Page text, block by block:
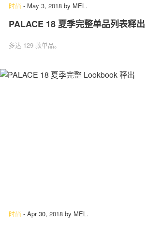
时尚 - May 3, 2018 by MEL.
PALACE 18 夏季完整单品列表释出
多达 129 款单品。
时尚 - Apr 30, 2018 by MEL.